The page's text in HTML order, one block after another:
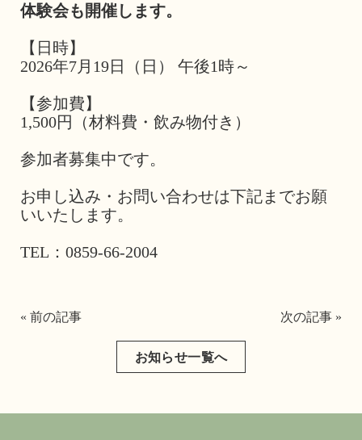
体験会も開催します。
【日時】
2026年7月19日（日） 午後1時～
【参加費】
1,500円（材料費・飲み物付き）
参加者募集中です。
お申し込み・お問い合わせは下記までお願
いいたします。
TEL：0859-66-2004
« 前の記事 次の記事 »
お知らせ一覧へ